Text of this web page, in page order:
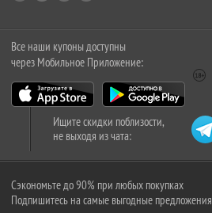
Все наши купоны доступны
через Мобильное Приложение:
Ищите скидки поблизости,
не выходя из чата:
Сэкономьте до 90% при любых покупках
Подпишитесь на самые выгодные предложения